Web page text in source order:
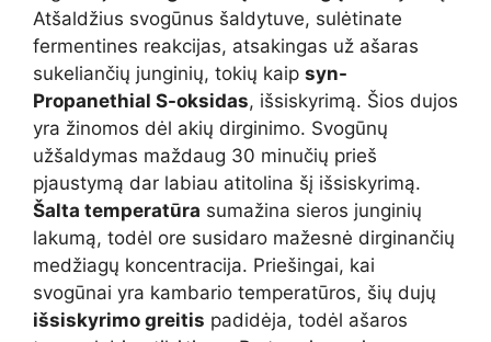
Atšaldžius svogūnus šaldytuve, sulėtinate
fermentines reakcijas, atsakingas už ašaras
sukeliančių junginių, tokių kaip syn-
Propanethial S-oksidas, išsiskyrimą. Šios dujos
yra žinomos dėl akių dirginimo. Svogūnų
užšaldymas maždaug 30 minučių prieš
pjaustymą dar labiau atitolina šį išsiskyrimą.
Šalta temperatūra sumažina sieros junginių
lakumą, todėl ore susidaro mažesnė dirginančių
medžiagų koncentracija. Priešingai, kai
svogūnai yra kambario temperatūros, šių dujų
išsiskyrimo greitis padidėja, todėl ašaros